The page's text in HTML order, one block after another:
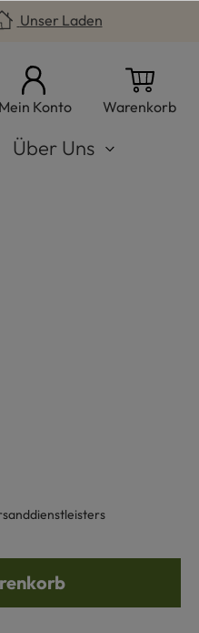
Unser Laden
0 Produkte auf dem
Mein Konto Warenkorb
Über Uns
ein oder